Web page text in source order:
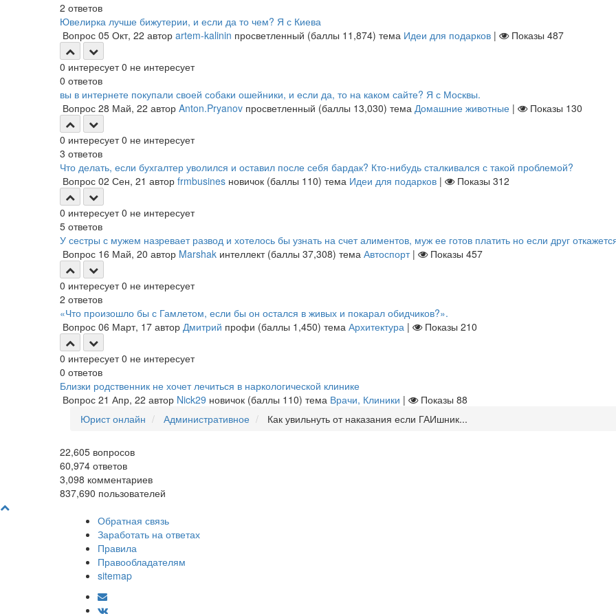
2 ответов
Ювелирка лучше бижутерии, и если да то чем? Я с Киева
Вопрос 05 Окт, 22 автор artem-kalinin просветленный (баллы 11,874) тема Идеи для подарков | Показы 487
0 интересует 0 не интересует
0 ответов
вы в интернете покупали своей собаки ошейники, и если да, то на каком сайте? Я с Москвы.
Вопрос 28 Май, 22 автор Anton.Pryanov просветленный (баллы 13,030) тема Домашние животные | Показы 130
0 интересует 0 не интересует
3 ответов
Что делать, если бухгалтер уволился и оставил после себя бардак? Кто-нибудь сталкивался с такой проблемой?
Вопрос 02 Сен, 21 автор frmbusines новичок (баллы 110) тема Идеи для подарков | Показы 312
0 интересует 0 не интересует
5 ответов
У сестры с мужем назревает развод и хотелось бы узнать на счет алиментов, муж ее готов платить но если друг
Вопрос 16 Май, 20 автор Marshak интеллект (баллы 37,308) тема Автоспорт | Показы 457
0 интересует 0 не интересует
2 ответов
«Что произошло бы с Гамлетом, если бы он остался в живых и покарал обидчиков?».
Вопрос 06 Март, 17 автор Дмитрий профи (баллы 1,450) тема Архитектура | Показы 210
0 интересует 0 не интересует
0 ответов
Близки родственник не хочет лечиться в наркологической клинике
Вопрос 21 Апр, 22 автор Nick29 новичок (баллы 110) тема Врачи, Клиники | Показы 88
Юрист онлайн
Административное Как увильнуть от наказания если ГАИшник...
22,605 вопросов
60,974 ответов
3,098 комментариев
837,690 пользователей
Обратная связь
Заработать на ответах
Правила
Правообладателям
sitemap